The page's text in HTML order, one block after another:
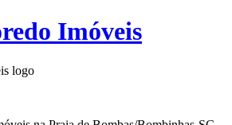
Imóveis